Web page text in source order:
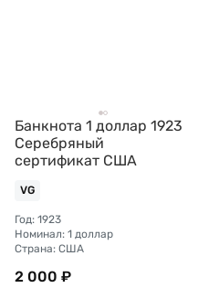
Банкнота 1 доллар 1923
Серебряный
сертификат США
VG
Год: 1923
Номинал: 1 доллар
Страна: США
2 000 ₽